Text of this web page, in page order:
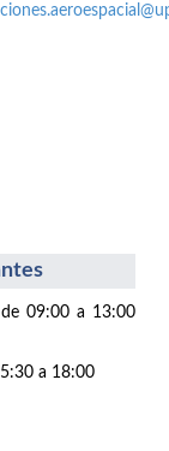
09:00 a 13:00
a 18:00